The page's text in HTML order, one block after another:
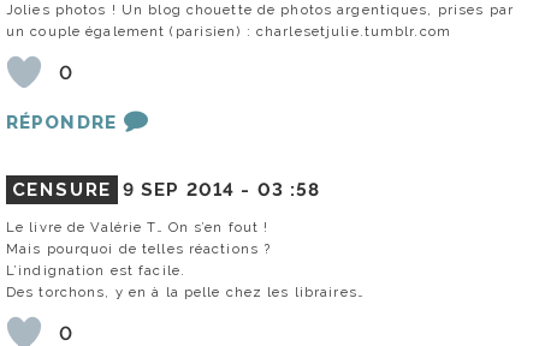
Jolies photos ! Un blog chouette de photos argentiques, prises par
un couple également (parisien) : charlesetjulie.tumblr.com
0
RÉPONDRE
CENSURE 9 SEP 2014 - 03 :58
Le livre de Valérie T… On s’en fout !
Mais pourquoi de telles réactions ?
L’indignation est facile.
Des torchons, y en à la pelle chez les libraires…
0